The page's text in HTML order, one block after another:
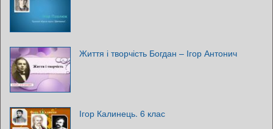
Життя і творчість Богдан – Ігор Антонич
Ігор Калинець. 6 клас